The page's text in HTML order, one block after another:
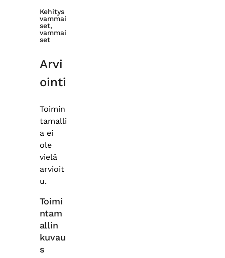
Kehitys
vammai
set,
vammai
set
Arvi
ointi
Toimin
tamalli
a ei
ole
vielä
arvioit
u.
Toimi
ntam
allin
kuvau
s